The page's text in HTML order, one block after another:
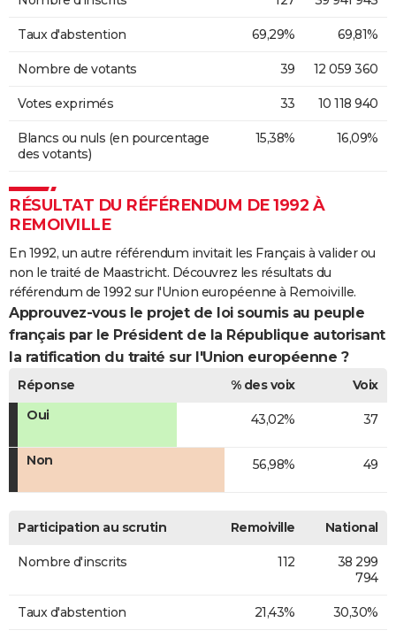
Taux d'abstention 69,29% 69,81%
Nombre de votants 39 12 059 360
Votes exprimés 33 10 118 940
Blancs ou nuls (en pourcentage
des votants)
15,38% 16,09%
RÉSULTAT DU RÉFÉRENDUM DE 1992 À
REMOIVILLE
En 1992, un autre référendum invitait les Français à valider ou
non le traité de Maastricht. Découvrez les résultats du
référendum de 1992 sur l'Union européenne à Remoiville.
Approuvez-vous le projet de loi soumis au peuple
français par le Président de la République autorisant
la ratification du traité sur l'Union européenne ?
Réponse % des voix
Voix
Oui
43,02% 37
Non 56,98% 49
Participation au scrutin Remoiville National
Nombre d'inscrits 112
38 299
794
Taux d'abstention 21,43% 30,30%